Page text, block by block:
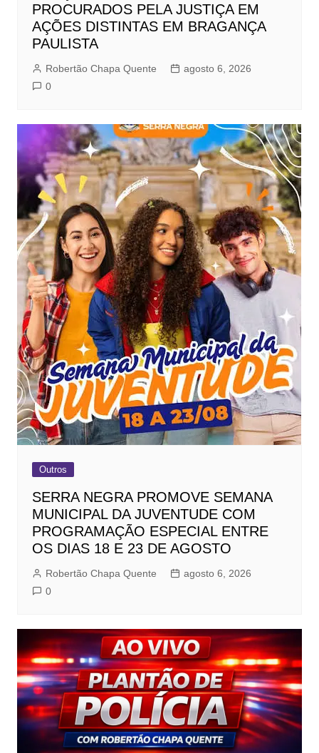
PROCURADOS PELA JUSTIÇA EM
AÇÕES DISTINTAS EM BRAGANÇA
PAULISTA
Robertão Chapa Quente
agosto 6, 2026
0
Outros
SERRA NEGRA PROMOVE SEMANA
MUNICIPAL DA JUVENTUDE COM
PROGRAMAÇÃO ESPECIAL ENTRE
OS DIAS 18 E 23 DE AGOSTO
Robertão Chapa Quente
agosto 6, 2026
0